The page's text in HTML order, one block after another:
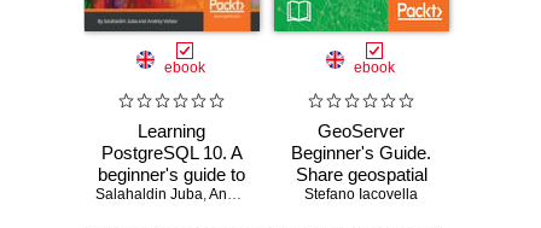
ebook
Learning
PostgreSQL 10. A
beginner's guide to
building high-
Salahaldin Juba,Andrey Volkov ,Sheldon Strauch
ebook
GeoServer
Beginner's Guide.
Share geospatial
data using Open
Stefano Iacovella